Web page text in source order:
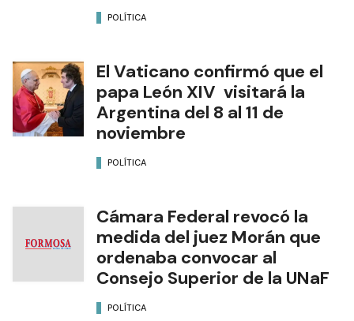
POLÍTICA
El Vaticano confirmó que el
papa León XIV visitará la
Argentina del 8 al 11 de
noviembre
POLÍTICA
Cámara Federal revocó la
medida del juez Morán que
ordenaba convocar al
Consejo Superior de la UNaF
POLÍTICA